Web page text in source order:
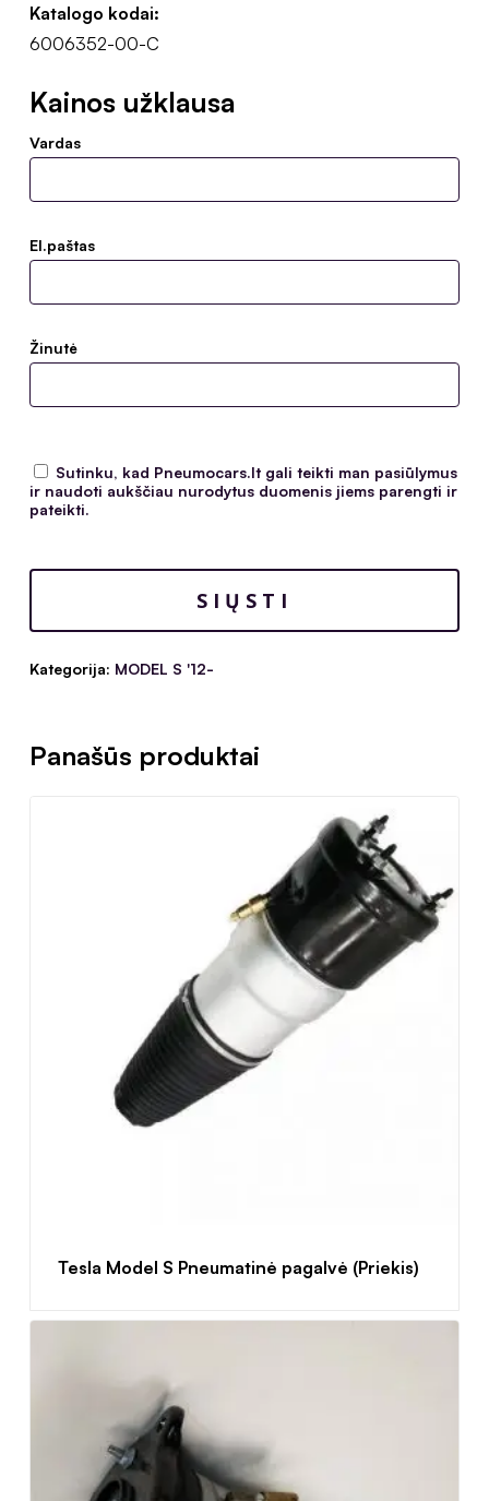
Katalogo kodai:
6006352-00-C
Kainos užklausa
Vardas
El.paštas
Žinutė
Sutinku, kad Pneumocars.lt gali teikti man pasiūlymus
ir naudoti aukščiau nurodytus duomenis jiems parengti ir
pateikti.
Kategorija: MODEL S '12-
Panašūs produktai
Tesla Model S Pneumatinė pagalvė (Priekis)